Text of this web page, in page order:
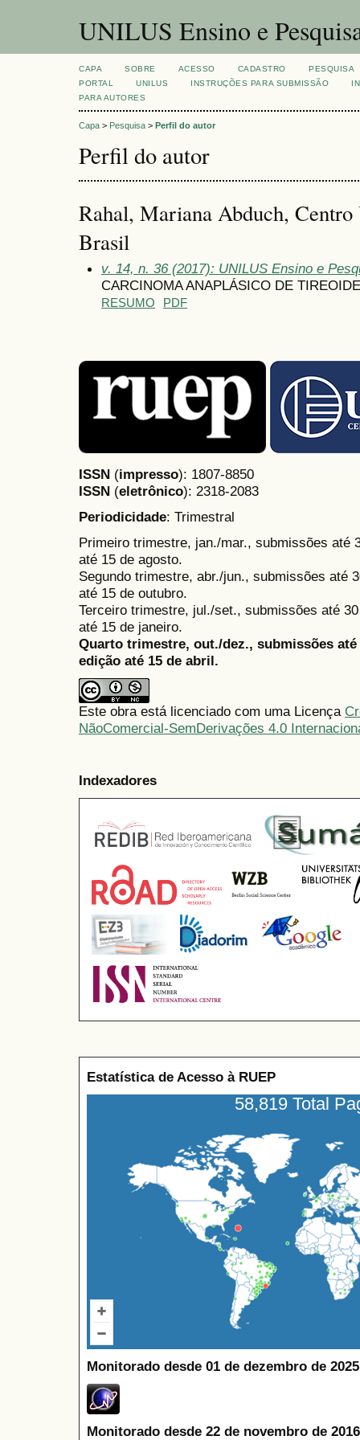
UNILUS Ensino e
CAPA SOBRE ACESSO CADASTRO
PESQUISA
PORTAL
UNILUS INSTRUÇÕES PARA SUBMISSÃO
PARA AUTORES
Capa > Pesquisa > Perfil do autor
Perfil do autor
Rahal, Mariana Abduch,
Brasil
v. 14, n. 36 (2017): UNILUS Ensino e
CARCINOMA ANAPLÁSICO DE
RESUMO PDF
ISSN (impresso): 1807-8850
ISSN (eletrônico): 2318-2083
Periodicidade: Trimestral
Primeiro trimestre, jan./mar., submissões até
até 15 de agosto.
Segundo trimestre, abr./jun., submissões até
até 15 de outubro.
Terceiro trimestre, jul./set., submissões até
até 15 de janeiro.
Quarto trimestre, out./dez., submissões
edição até 15 de abril.
Este obra está licenciado com uma Licença
NãoComercial-SemDerivações 4.0
Indexadores
Estatística de Acesso à RUEP
58,819 Total
Monitorado desde 01 de dezembro de
Monitorado desde 22 de novembro de